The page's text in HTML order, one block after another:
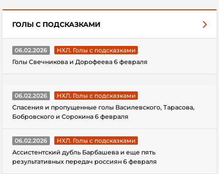
ГОЛЫ С ПОДСКАЗКАМИ
06.02.2026
НХЛ. Голы с подсказками
Голы Свечникова и Дорофеева 6 февраля
06.02.2026
НХЛ. Голы с подсказками
Спасения и пропущенные голы Василевского, Тарасова,
Бобровского и Сорокина 6 февраля
06.02.2026
НХЛ. Голы с подсказками
Ассистентский дубль Барбашева и еще пять
результативных передач россиян 6 февраля